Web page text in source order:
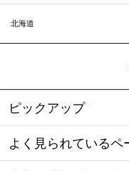
北海道
ピックアップ
よく見られているペ